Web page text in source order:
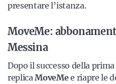
presentare l’istanza.
MoveMe:
Messina
Dopo il successo della
replicaMoveMee riapre le